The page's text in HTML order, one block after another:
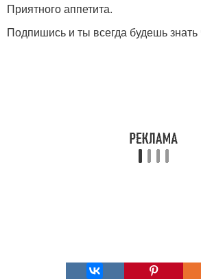
Приятного аппетита.
Подпишись и ты всегда будешь знать